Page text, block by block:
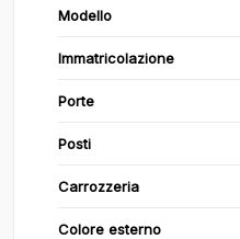
Modello
Immatricolazione
Porte
Posti
Carrozzeria
Colore esterno